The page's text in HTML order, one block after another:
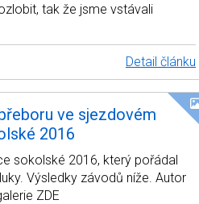
tak že jsme vstávali
Detail článku
ve sjezdovém
2016
sokolské 2016, který pořádal
Výsledky závodů níže. Autor
ZDE